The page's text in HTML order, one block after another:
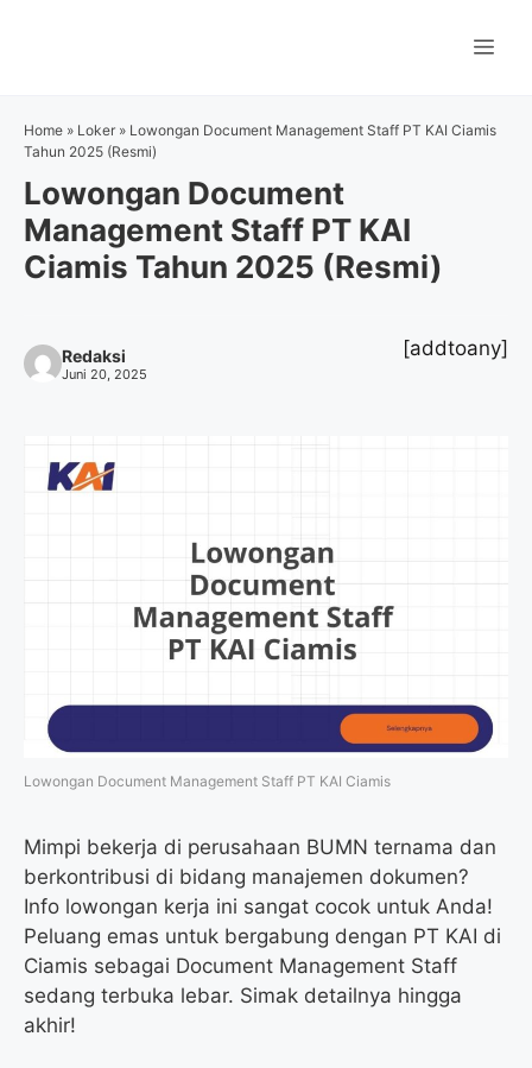
Home » Loker » Lowongan Document Management Staff PT KAI Ciamis
Tahun 2025 (Resmi)
Lowongan Document
Management Staff PT KAI
Ciamis Tahun 2025 (Resmi)
Redaksi
Juni 20, 2025
[addtoany]
Lowongan Document Management Staff PT KAI Ciamis
Mimpi bekerja di perusahaan BUMN ternama dan
berkontribusi di bidang manajemen dokumen?
Info lowongan kerja ini sangat cocok untuk Anda!
Peluang emas untuk bergabung dengan PT KAI di
Ciamis sebagai Document Management Staff
sedang terbuka lebar. Simak detailnya hingga
akhir!